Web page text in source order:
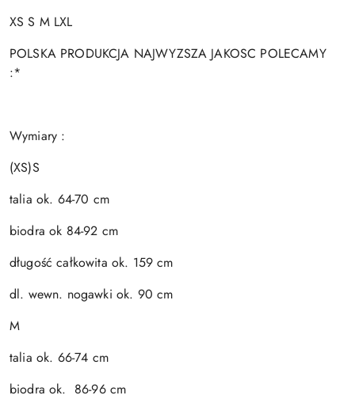
XS S M LXL
POLSKA PRODUKCJA NAJWYZSZA JAKOSC POLECAMY
:*
Wymiary :
(XS)S
talia ok. 64-70 cm
biodra ok 84-92 cm
długość całkowita ok. 159 cm
dl. wewn. nogawki ok. 90 cm
M
talia ok. 66-74 cm
biodra ok. 86-96 cm